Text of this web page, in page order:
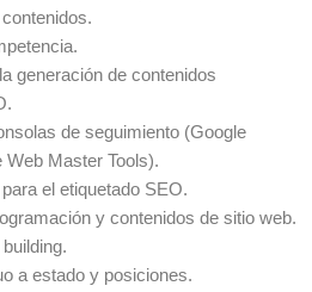
generación de contenidos
de seguimiento (Google
Master Tools).
el etiquetado SEO.
y contenidos de sitio web.
a estado y posiciones.